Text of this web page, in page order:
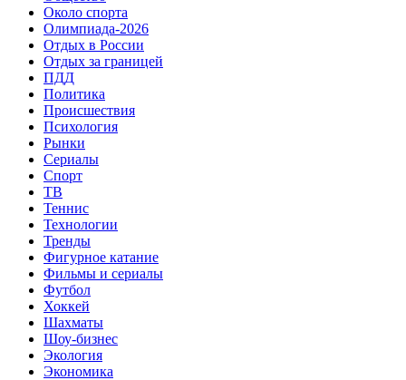
Около спорта
Олимпиада-2026
Отдых в России
Отдых за границей
ПДД
Политика
Происшествия
Психология
Рынки
Сериалы
Спорт
ТВ
Теннис
Технологии
Тренды
Фигурное катание
Фильмы и сериалы
Футбол
Хоккей
Шахматы
Шоу-бизнес
Экология
Экономика